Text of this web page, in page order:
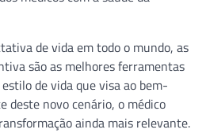
de vida em todo o mundo, as
são as melhores ferramentas
de vida que visa ao bem-
deste novo cenário, o médico
ainda mais relevante.